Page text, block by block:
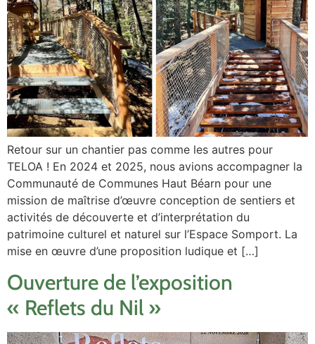
Retour sur un chantier pas comme les autres pour
TELOA ! En 2024 et 2025, nous avions accompagner la
Communauté de Communes Haut Béarn pour une
mission de maîtrise d’œuvre conception de sentiers et
activités de découverte et d’interprétation du
patrimoine culturel et naturel sur l’Espace Somport. La
mise en œuvre d’une proposition ludique et […]
Ouverture de l’exposition
« Reflets du Nil »